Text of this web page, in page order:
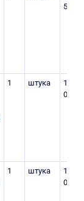
500
1 штука
1 650
000
1 штука
13
000